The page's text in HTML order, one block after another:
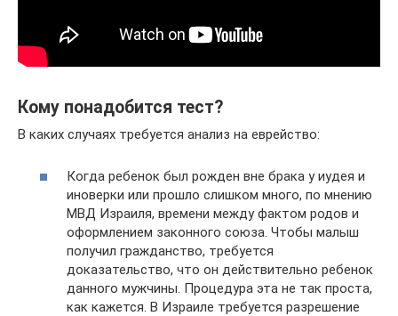
Кому понадобится тест?
В каких случаях требуется анализ на еврейство:
Когда ребенок был рожден вне брака у иудея и
иноверки или прошло слишком много, по мнению
МВД Израиля, времени между фактом родов и
оформлением законного союза. Чтобы малыш
получил гражданство, требуется
доказательство, что он действительно ребенок
данного мужчины. Процедура эта не так проста,
как кажется. В Израиле требуется разрешение